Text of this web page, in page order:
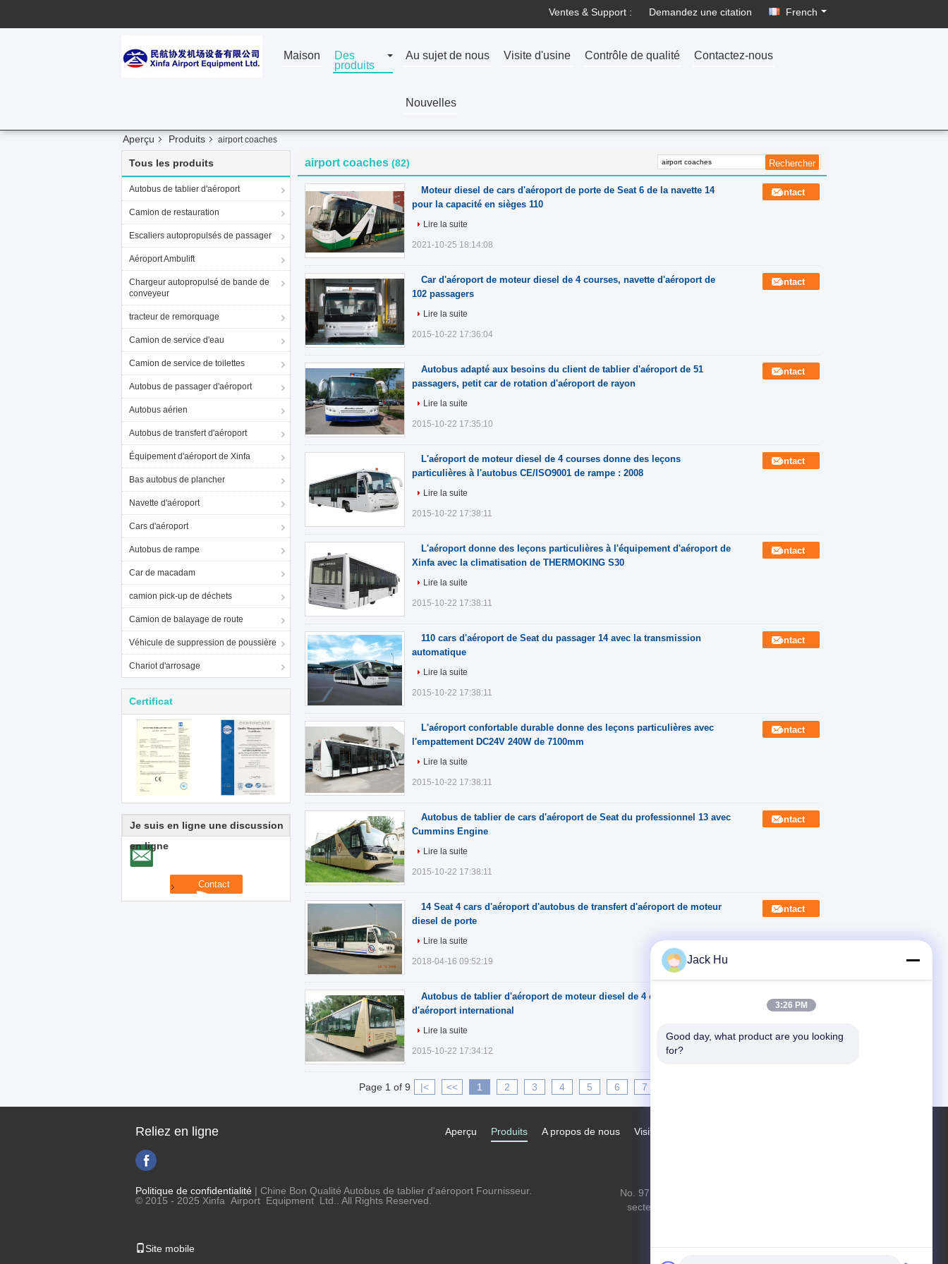
Ventes & Support : Demandez une citation French
Maison
Des
produits
Au sujet de nous Visite d'usine Contrôle de qualité Contactez-nous
Nouvelles
Aperçu Produits airport coaches
Tous les produits
Autobus de tablier d'aéroport
Camion de restauration
Escaliers autopropulsés de passager
Aéroport Ambulift
Chargeur autopropulsé de bande de
conveyeur
tracteur de remorquage
Camion de service d'eau
Camion de service de toilettes
Autobus de passager d'aéroport
Autobus aérien
Autobus de transfert d'aéroport
Équipement d'aéroport de Xinfa
Bas autobus de plancher
Navette d'aéroport
Cars d'aéroport
Autobus de rampe
Car de macadam
camion pick-up de déchets
Camion de balayage de route
Véhicule de suppression de poussière
Chariot d'arrosage
Certificat
Je suis en ligne une discussion
en ligne
airport coaches (82)
Moteur diesel de cars d'aéroport de porte de Seat 6 de la navette 14
pour la capacité en sièges 110
Contact
Lire la suite
2021-10-25 18:14:08
Car d'aéroport de moteur diesel de 4 courses, navette d'aéroport de
102 passagers
Contact
Lire la suite
2015-10-22 17:36:04
Autobus adapté aux besoins du client de tablier d'aéroport de 51
passagers, petit car de rotation d'aéroport de rayon
Contact
Lire la suite
2015-10-22 17:35:10
L'aéroport de moteur diesel de 4 courses donne des leçons
particulières à l'autobus CE/ISO9001 de rampe : 2008
Contact
Lire la suite
2015-10-22 17:38:11
L'aéroport donne des leçons particulières à l'équipement d'aéroport de
Xinfa avec la climatisation de THERMOKING S30
Contact
Lire la suite
2015-10-22 17:38:11
110 cars d'aéroport de Seat du passager 14 avec la transmission
automatique
Contact
Lire la suite
2015-10-22 17:38:11
L'aéroport confortable durable donne des leçons particulières avec
l'empattement DC24V 240W de 7100mm
Contact
Lire la suite
2015-10-22 17:38:11
Autobus de tablier de cars d'aéroport de Seat du professionnel 13 avec
Cummins Engine
Contact
Lire la suite
2015-10-22 17:38:11
14 Seat 4 cars d'aéroport d'autobus de transfert d'aéroport de moteur
diesel de porte
Contact
Lire la suite
2018-04-16 09:52:19
Autobus de tablier d'aéroport de moteur diesel de 4 courses, cars
d'aéroport international
Contact
Lire la suite
2015-10-22 17:34:12
Page 1 of 9 |< << 1 2 3 4 5 6 7
Reliez en ligne Visite d'usine
A propos de nous
Produits
Aperçu
Politique de confidentialité | Chine Bon Qualité Autobus de tablier d'aéroport Fournisseur.
© 2015 - 2025 Xinfa Airport Equipment Ltd.. All Rights Reserved.
No. 97 route de Changping, ville de Shahe,
secteur de Changping, Pékin, République
Site mobile
Jack Hu
3:26 PM
Good day, what product are you looking
for?